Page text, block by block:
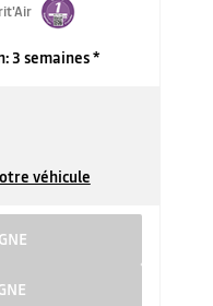
3 semaines *
véhicule